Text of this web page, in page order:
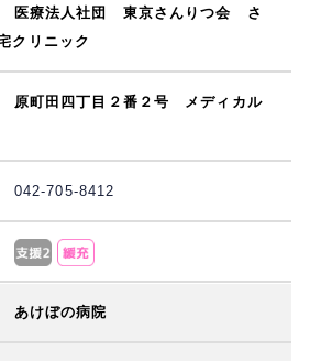
医療法人社団 東京さんりつ会 さ
クリニック
原町田四丁目２番２号 メディカル
042-705-8412
あけぼの病院